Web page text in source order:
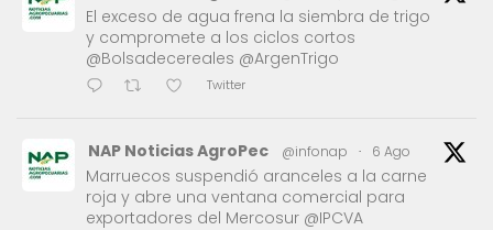
El exceso de agua frena la siembra de trigo
y compromete a los ciclos cortos
@Bolsadecereales @ArgenTrigo
Twitter
NAP Noticias AgroPec @infonap · 6 Ago
Marruecos suspendió aranceles a la carne
roja y abre una ventana comercial para
exportadores del Mercosur @IPCVA